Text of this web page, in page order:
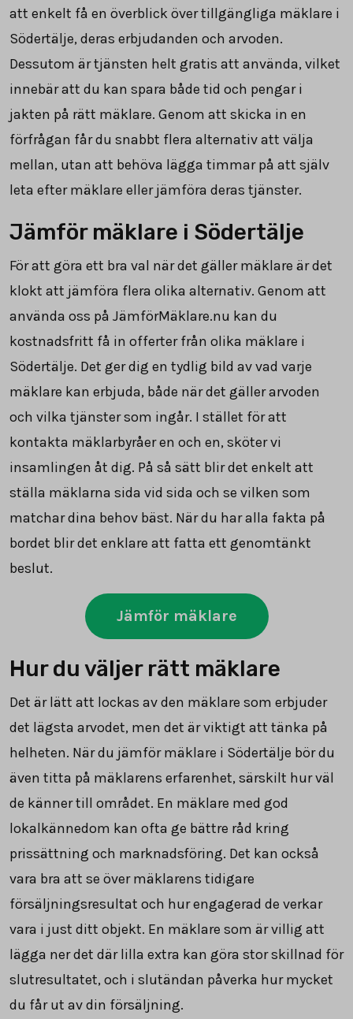
att enkelt få en överblick över tillgängliga mäklare i
Södertälje, deras erbjudanden och arvoden.
Dessutom är tjänsten helt gratis att använda, vilket
innebär att du kan spara både tid och pengar i
jakten på rätt mäklare. Genom att skicka in en
förfrågan får du snabbt flera alternativ att välja
mellan, utan att behöva lägga timmar på att själv
leta efter mäklare eller jämföra deras tjänster.
Jämför mäklare i Södertälje
För att göra ett bra val när det gäller mäklare är det
klokt att jämföra flera olika alternativ. Genom att
använda oss på JämförMäklare.nu kan du
kostnadsfritt få in offerter från olika mäklare i
Södertälje. Det ger dig en tydlig bild av vad varje
mäklare kan erbjuda, både när det gäller arvoden
och vilka tjänster som ingår. I stället för att
kontakta mäklarbyråer en och en, sköter vi
insamlingen åt dig. På så sätt blir det enkelt att
ställa mäklarna sida vid sida och se vilken som
matchar dina behov bäst. När du har alla fakta på
bordet blir det enklare att fatta ett genomtänkt
beslut.
Jämför mäklare
Hur du väljer rätt mäklare
Det är lätt att lockas av den mäklare som erbjuder
det lägsta arvodet, men det är viktigt att tänka på
helheten. När du jämför mäklare i Södertälje bör du
även titta på mäklarens erfarenhet, särskilt hur väl
de känner till området. En mäklare med god
lokalkännedom kan ofta ge bättre råd kring
prissättning och marknadsföring. Det kan också
vara bra att se över mäklarens tidigare
försäljningsresultat och hur engagerad de verkar
vara i just ditt objekt. En mäklare som är villig att
lägga ner det där lilla extra kan göra stor skillnad för
slutresultatet, och i slutändan påverka hur mycket
du får ut av din försäljning.